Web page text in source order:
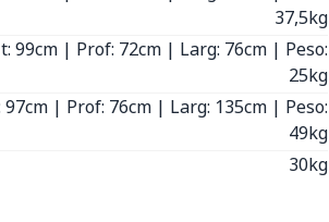
37,5kg
99cm | Prof: 72cm | Larg: 76cm | Peso:
25kg
97cm | Prof: 76cm | Larg: 135cm | Peso:
49kg
30kg